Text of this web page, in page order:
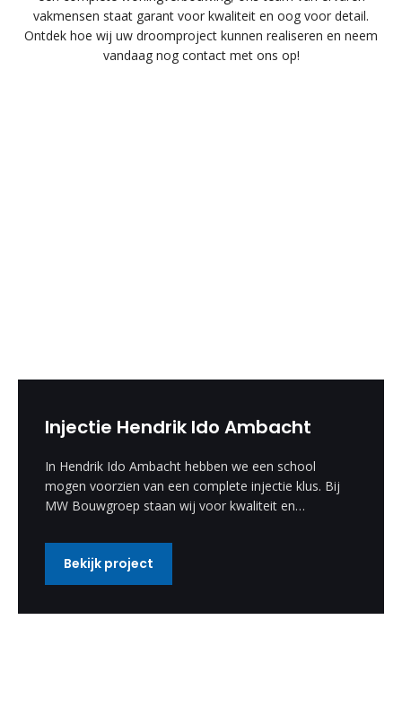
vakmensen staat garant voor kwaliteit en oog voor detail.
Ontdek hoe wij uw droomproject kunnen realiseren en neem
vandaag nog contact met ons op!
Injectie Hendrik Ido Ambacht
In Hendrik Ido Ambacht hebben we een school
mogen voorzien van een complete injectie klus. Bij
MW Bouwgroep staan wij voor kwaliteit en
Bekijk project